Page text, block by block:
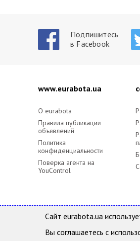
Подпишитесь
в Facebook
www.eurabota.ua
O eurabota
Правила публикации
объявлений
Политика
конфиденциальности
Поверка агента на
YouControl
Eurabota.ua- Поиск работы и
Все права защищены и
разрешения. Администрация
Сайт eurabota.ua
Вы соглашаетесь с